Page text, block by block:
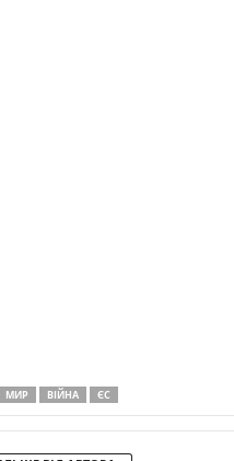
МИР ВІЙНА ЄС